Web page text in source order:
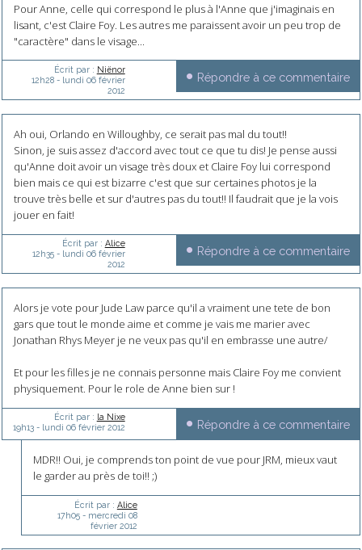
Pour Anne, celle qui correspond le plus à l'Anne que j'imaginais en
lisant, c'est Claire Foy. Les autres me paraissent avoir un peu trop de
"caractère" dans le visage...
Écrit par : Niënor
12h28- lundi 06 février
2012
Répondre à ce commentaire
Ah oui, Orlando en Willoughby, ce serait pas mal du tout!!
Sinon, je suis assez d'accord avec tout ce que tu dis! Je pense aussi
qu'Anne doit avoir un visage très doux et Claire Foy lui correspond
bien mais ce qui est bizarre c'est que sur certaines photos je la
trouve très belle et sur d'autres pas du tout!! Il faudrait que je la vois
jouer en fait!
Écrit par : Alice
12h35- lundi 06 février
2012
Répondre à ce commentaire
Alors je vote pour Jude Law parce qu'il a vraiment une tete de bon
gars que tout le monde aime et comme je vais me marier avec
Jonathan Rhys Meyer je ne veux pas qu'il en embrasse une autre/
Et pour les filles je ne connais personne mais Claire Foy me convient
physiquement. Pour le role de Anne bien sur !
Écrit par : la Nixe
19h13- lundi 06 février 2012 Répondre à ce commentaire
MDR!! Oui, je comprends ton point de vue pour JRM, mieux vaut
le garder au près de toi!! ;)
Écrit par : Alice
17h05- mercredi 08
février 2012